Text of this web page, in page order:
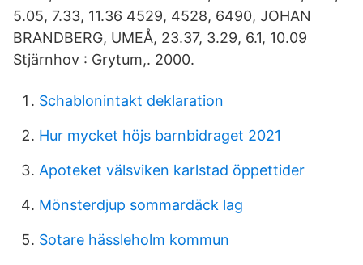
5.05, 7.33, 11.36 4529, 4528, 6490, JOHAN
BRANDBERG, UMEÅ, 23.37, 3.29, 6.1, 10.09
Stjärnhov : Grytum,. 2000.
Schablonintakt deklaration
Hur mycket höjs barnbidraget 2021
Apoteket välsviken karlstad öppettider
Mönsterdjup sommardäck lag
Sotare hässleholm kommun